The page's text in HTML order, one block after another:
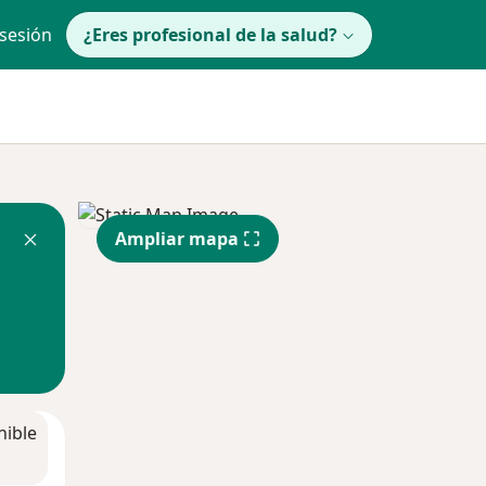
¿Eres profesional de la salud?
Ampliar mapa